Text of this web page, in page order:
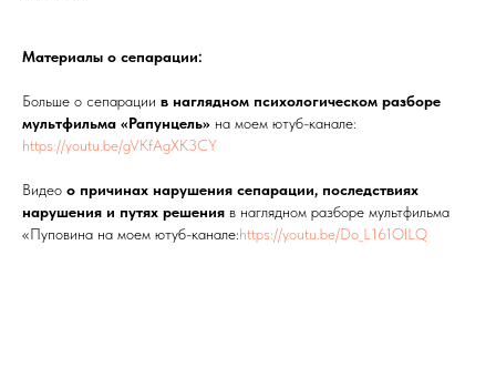
Материалы о сепарации:
Больше о сепарации в наглядном психологическом разборе
мультфильма «Рапунцель» на моем ютуб-канале:
https://youtu.be/gVKfAgXK3CY
Видео о причинах нарушения сепарации, последствиях
нарушения и путях решения в наглядном разборе мультфильма
«Пуповина на моем ютуб-канале:https://youtu.be/Do_L161OlLQ